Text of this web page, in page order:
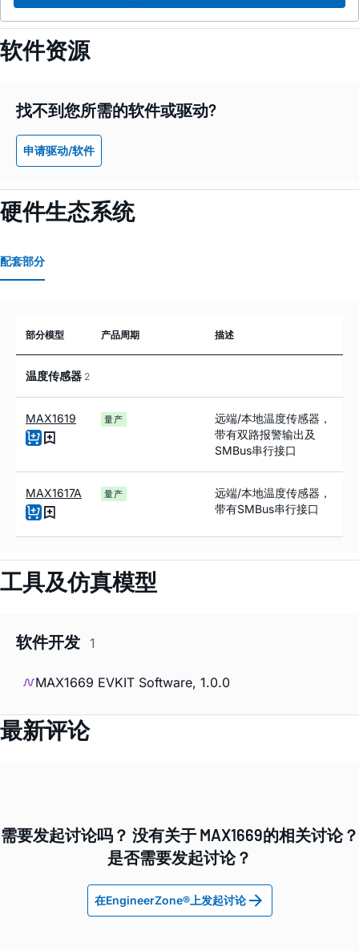
软件资源
找不到您所需的软件或驱动?
申请驱动/软件
硬件生态系统
配套部分
部分模型 产品周期 描述
温度传感器 2
MAX1619 量产
远端/本地温度传感器，
带有双路报警输出及
SMBus串行接口
MAX1617A 量产
远端/本地温度传感器，
带有SMBus串行接口
工具及仿真模型
软件开发 1
MAX1669 EVKIT Software, 1.0.0
最新评论
需要发起讨论吗？ 没有关于 MAX1669的相关讨论？
是否需要发起讨论？
在EngineerZone®上发起讨论